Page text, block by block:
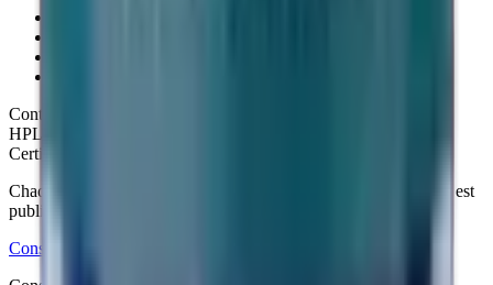
Contrôle qualité
HPLC ≥99%
Certificats d'analyse
Chaque certificat d'analyse (pureté HPLC, laboratoire Janoshik) est
publié sur la fiche produit correspondante.
Consulter